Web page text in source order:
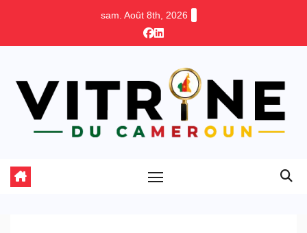
sam. Août 8th, 2026